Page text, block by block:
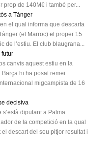
prop de 140M€ i també per...
a Tànger
el qual informa que descarta
(el Marroc) el proper 15
de l’estiu. El club blaugrana...
futur
canvis aquest estiu en la
hi ha posat remei
migcampista de 16
decisiva
diputant a Palma
de la competició en la qual
el descart del seu pitjor resultat i